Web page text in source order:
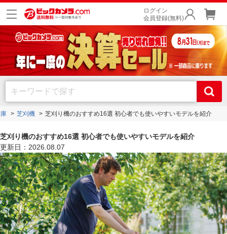
ログイン
会員登録(無料)
芝刈機 芝刈り機のおすすめ16選 初心者でも使いやすいモデルを紹介
芝刈り機のおすすめ16選 初心者でも使いやすいモデルを紹介
更新日：2026.08.07